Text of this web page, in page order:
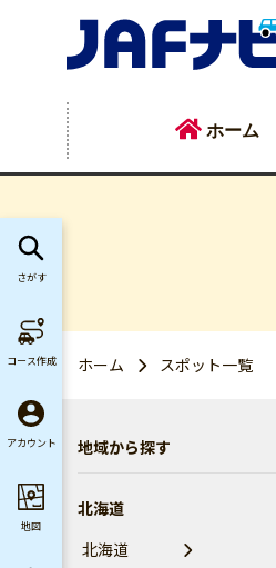
ホーム
ホーム スポット一覧
地域から探す
北海道
北海道
さがす
コース作成
アカウント
地図